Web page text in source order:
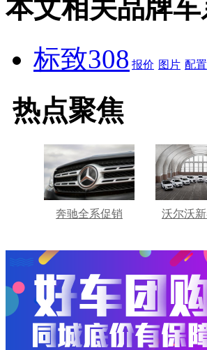
本文相关品牌车
标致308 报价 图片 配置
热点聚焦
奔驰全系促销 沃尔沃